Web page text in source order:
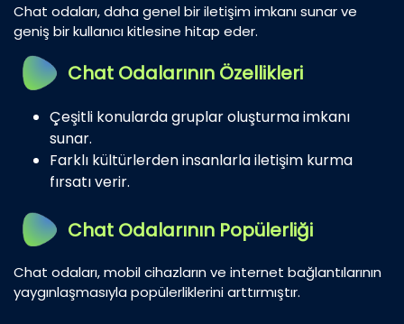
Chat odaları, daha genel bir iletişim imkanı sunar ve
geniş bir kullanıcı kitlesine hitap eder.
Chat Odalarının Özellikleri
Çeşitli konularda gruplar oluşturma imkanı
sunar.
Farklı kültürlerden insanlarla iletişim kurma
fırsatı verir.
Chat Odalarının Popülerliği
Chat odaları, mobil cihazların ve internet bağlantılarının
yaygınlaşmasıyla popülerliklerini arttırmıştır.